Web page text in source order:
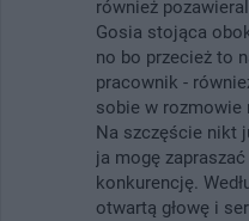
również
Gosia stojąca
no bo przecież to
pracownik -
sobie w rozmowie
Na szczęście nikt
ja mogę
konkurencję.
otwartą głowę i